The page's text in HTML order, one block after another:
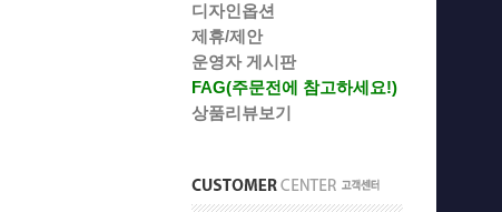
디자인옵션
제휴/제안
운영자 게시판
FAG(주문전에 참고하세요!)
상품리뷰보기